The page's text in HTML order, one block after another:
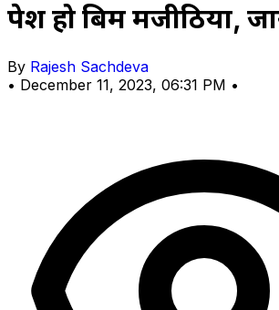
पेश हो बिक्रम मजीठिया,
By Rajesh Sachdeva
• December 11, 2023, 06:31 PM •